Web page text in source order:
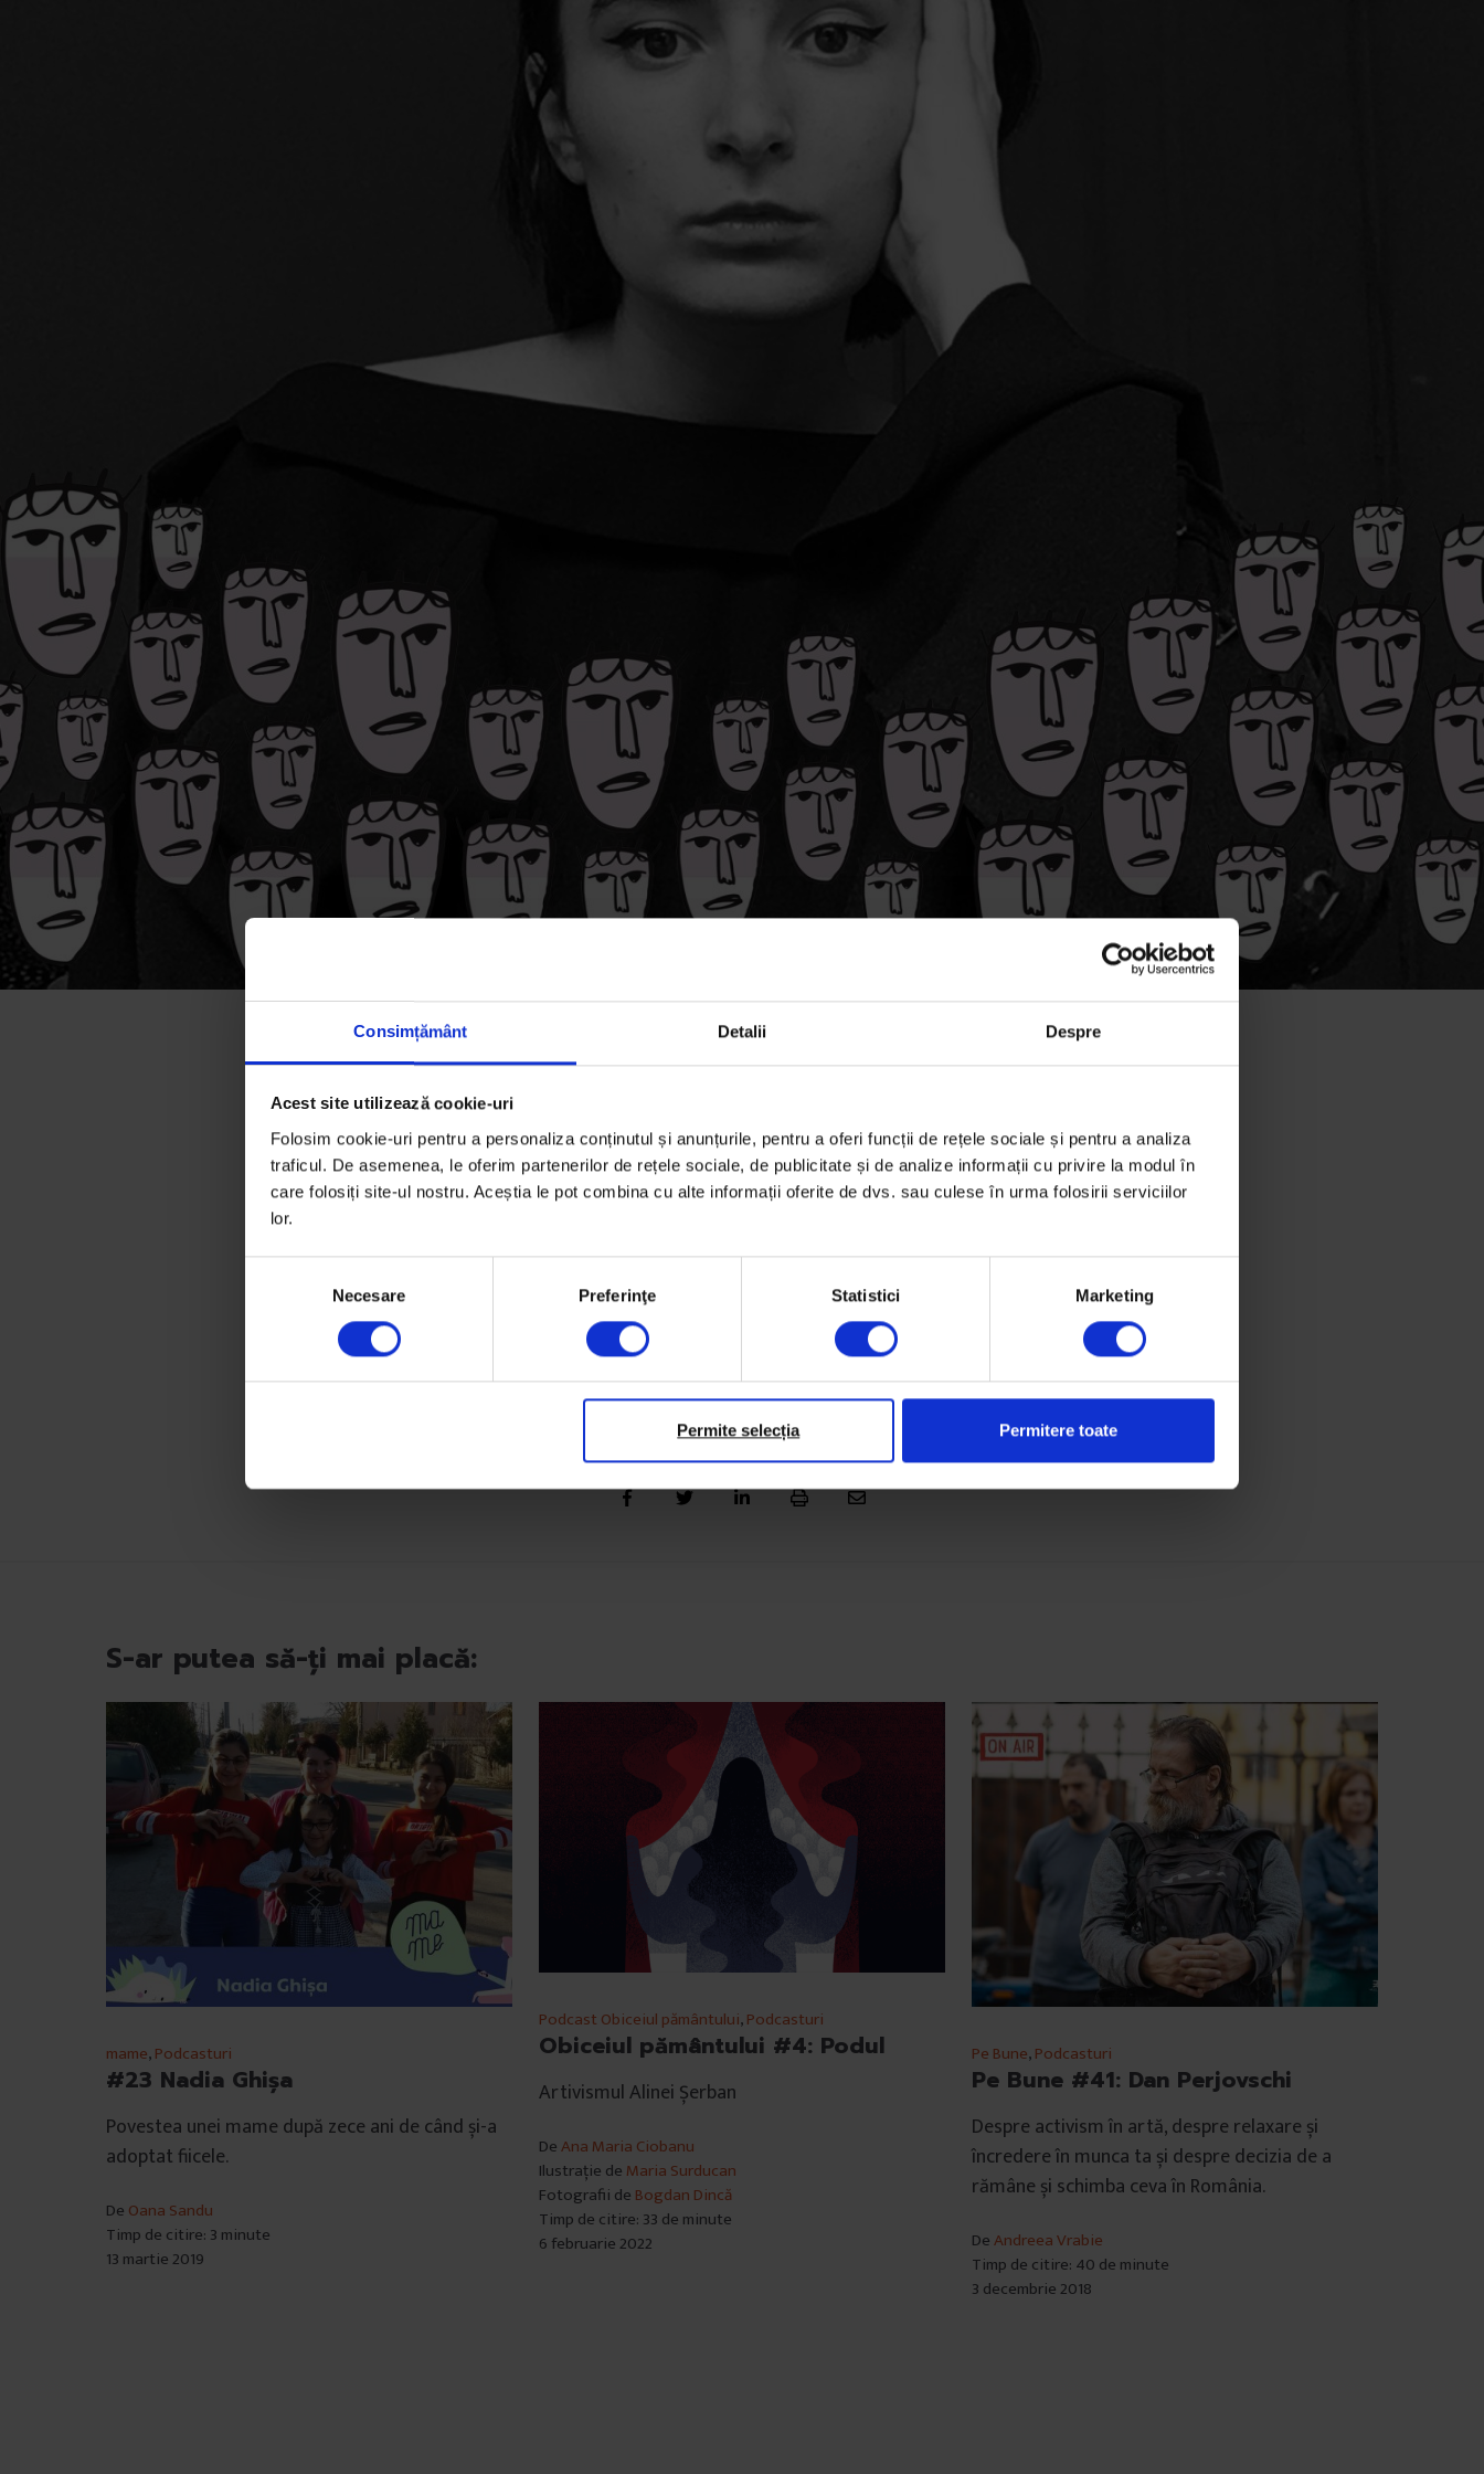
Consimțământ Detalii Despre
Acest site utilizează cookie-uri
Folosim cookie-uri pentru a personaliza conținutul și anunțurile, pentru a oferi funcții de rețele sociale și pentru a analiza
traficul. De asemenea, le oferim partenerilor de rețele sociale, de publicitate și de analize informații cu privire la modul în
care folosiți site-ul nostru. Aceștia le pot combina cu alte informații oferite de dvs. sau culese în urma folosirii serviciilor
lor.
c
ă
t
u
l
Necesare Preferinţe Statistici Marketing
Permite selecția Permitere toate
Răzleții #10 – Sinceritate sau nimic
Oana vorbește despre ce înseamnă să fii sincer cu tine, dar și despre cum o pasiune
îți poate face rău la un moment dat.
DeElena Văduva
30 iulie 2018
Oana Barbonie este răzlețul cu numărul 10 din poveste și povestește în noul episod din
podcast despre ce înseamnă să fii sincer cu tine, despre cum o pasiune poate ajunge să-ți
facă rău și despre capre. Da, despre capre.
S-ar putea să-ți mai placă:
mame,Podcasturi
#23 Nadia Ghișa
Povestea unei mame după zece ani de când și-a
adoptat fiicele.
De Oana Sandu
Timp de citire: 3 minute
13 martie 2019
Podcast Obiceiul pământului,Podcasturi
Obiceiul pământului #4: Podul
Artivismul Alinei Șerban
DeAna Maria Ciobanu
Ilustrație de Maria Surducan
Fotografii de Bogdan Dincă
Timp de citire: 33 de minute
6 februarie 2022
Pe Bune,Podcasturi
Pe Bune #41: Dan Perjovschi
Despre activism în artă, despre relaxare și
încredere în munca ta și despre decizia de a
rămâne și schimba ceva în România.
DeAndreea Vrabie
Timp de citire: 40 de minute
3 decembrie 2018